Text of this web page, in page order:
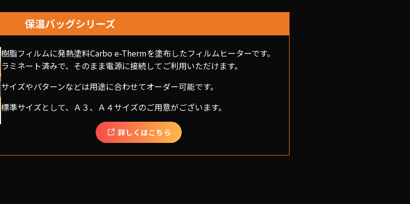
保温バッグシリーズ
樹脂フィルムに発熱塗料Carbo e-Thermを塗布したフィルムヒーターです。
ラミネート済みで、そのまま電源に接続してご利用いただけます。
サイズやパターンなどは用途に合わせてオーダー可能です。
標準サイズとして、Ａ３、Ａ４サイズのご用意がございます。
詳しくはこちら